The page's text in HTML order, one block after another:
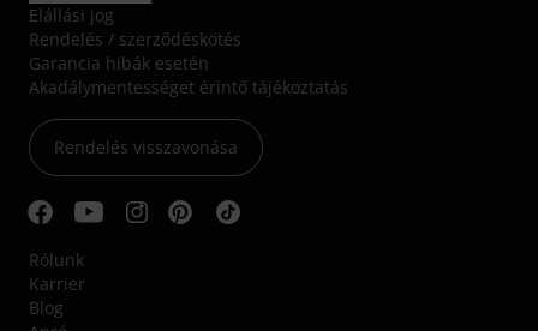
Elállási jog
Rendelés / szerződéskötés
Garancia hibák esetén
Akadálymentességet érintő tájékoztatás
Rendelés visszavonása
Rólunk
Karrier
Blog